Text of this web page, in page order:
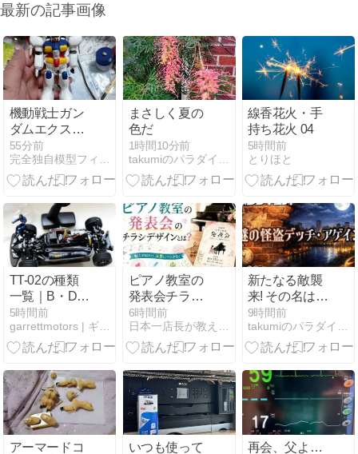
最新の記事画像
機動戦士ガン
ダムエクスペ
ンダブルスSF
ー105ガンダ
ムエクスペン
用マルチを前
提に現実戦闘
機から発展し
た人型汎用機
動兵器、、地
球類似惑星や
地球での運用
に場を選ばな
いエクスペン
ダブルスな総
合性能を発揮
できるように
開発された最
新機体
55分前
完全独自模型フィギュアプラモデートの公開
まさしく夏の
色だ
1時間10分前
takumiのパラダイス！
線香花火・手
持ち花火 04
5時間前
とりほと
TT-02の種類
一覧｜B・D・
R・TYPE-S系
の違いを初心
者向けに整理
5時間前
garrettmotors | ギャレットモータース
ピアノ教室の
発表会チラシ
デザイン完全
ガイド｜伝わ
る構成と作り
6時間前
日本一店長が教える「売上アップの方法」【アイシープマガジン】
新たなる敵襲
来! その名はデ
ッチ・アゲイ
ン!!
9時間前
takumiのパラダイス！
アーマードコ
いつも使って
再会、父よ…